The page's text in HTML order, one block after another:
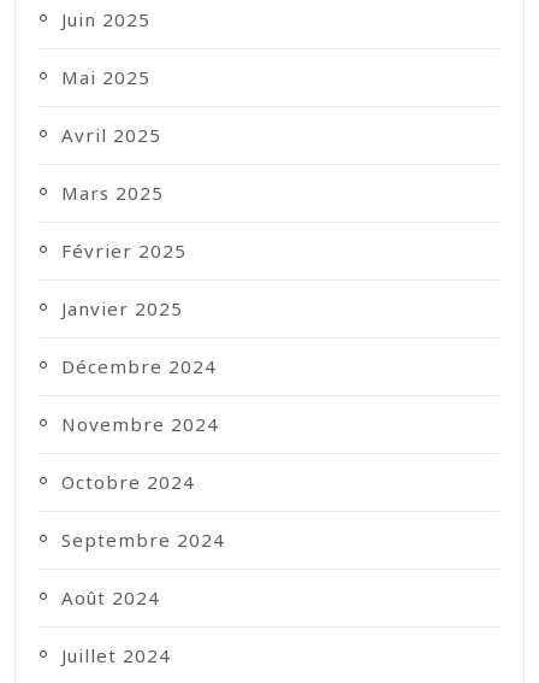
Juin 2025
Mai 2025
Avril 2025
Mars 2025
Février 2025
Janvier 2025
Décembre 2024
Novembre 2024
Octobre 2024
Septembre 2024
Août 2024
Juillet 2024